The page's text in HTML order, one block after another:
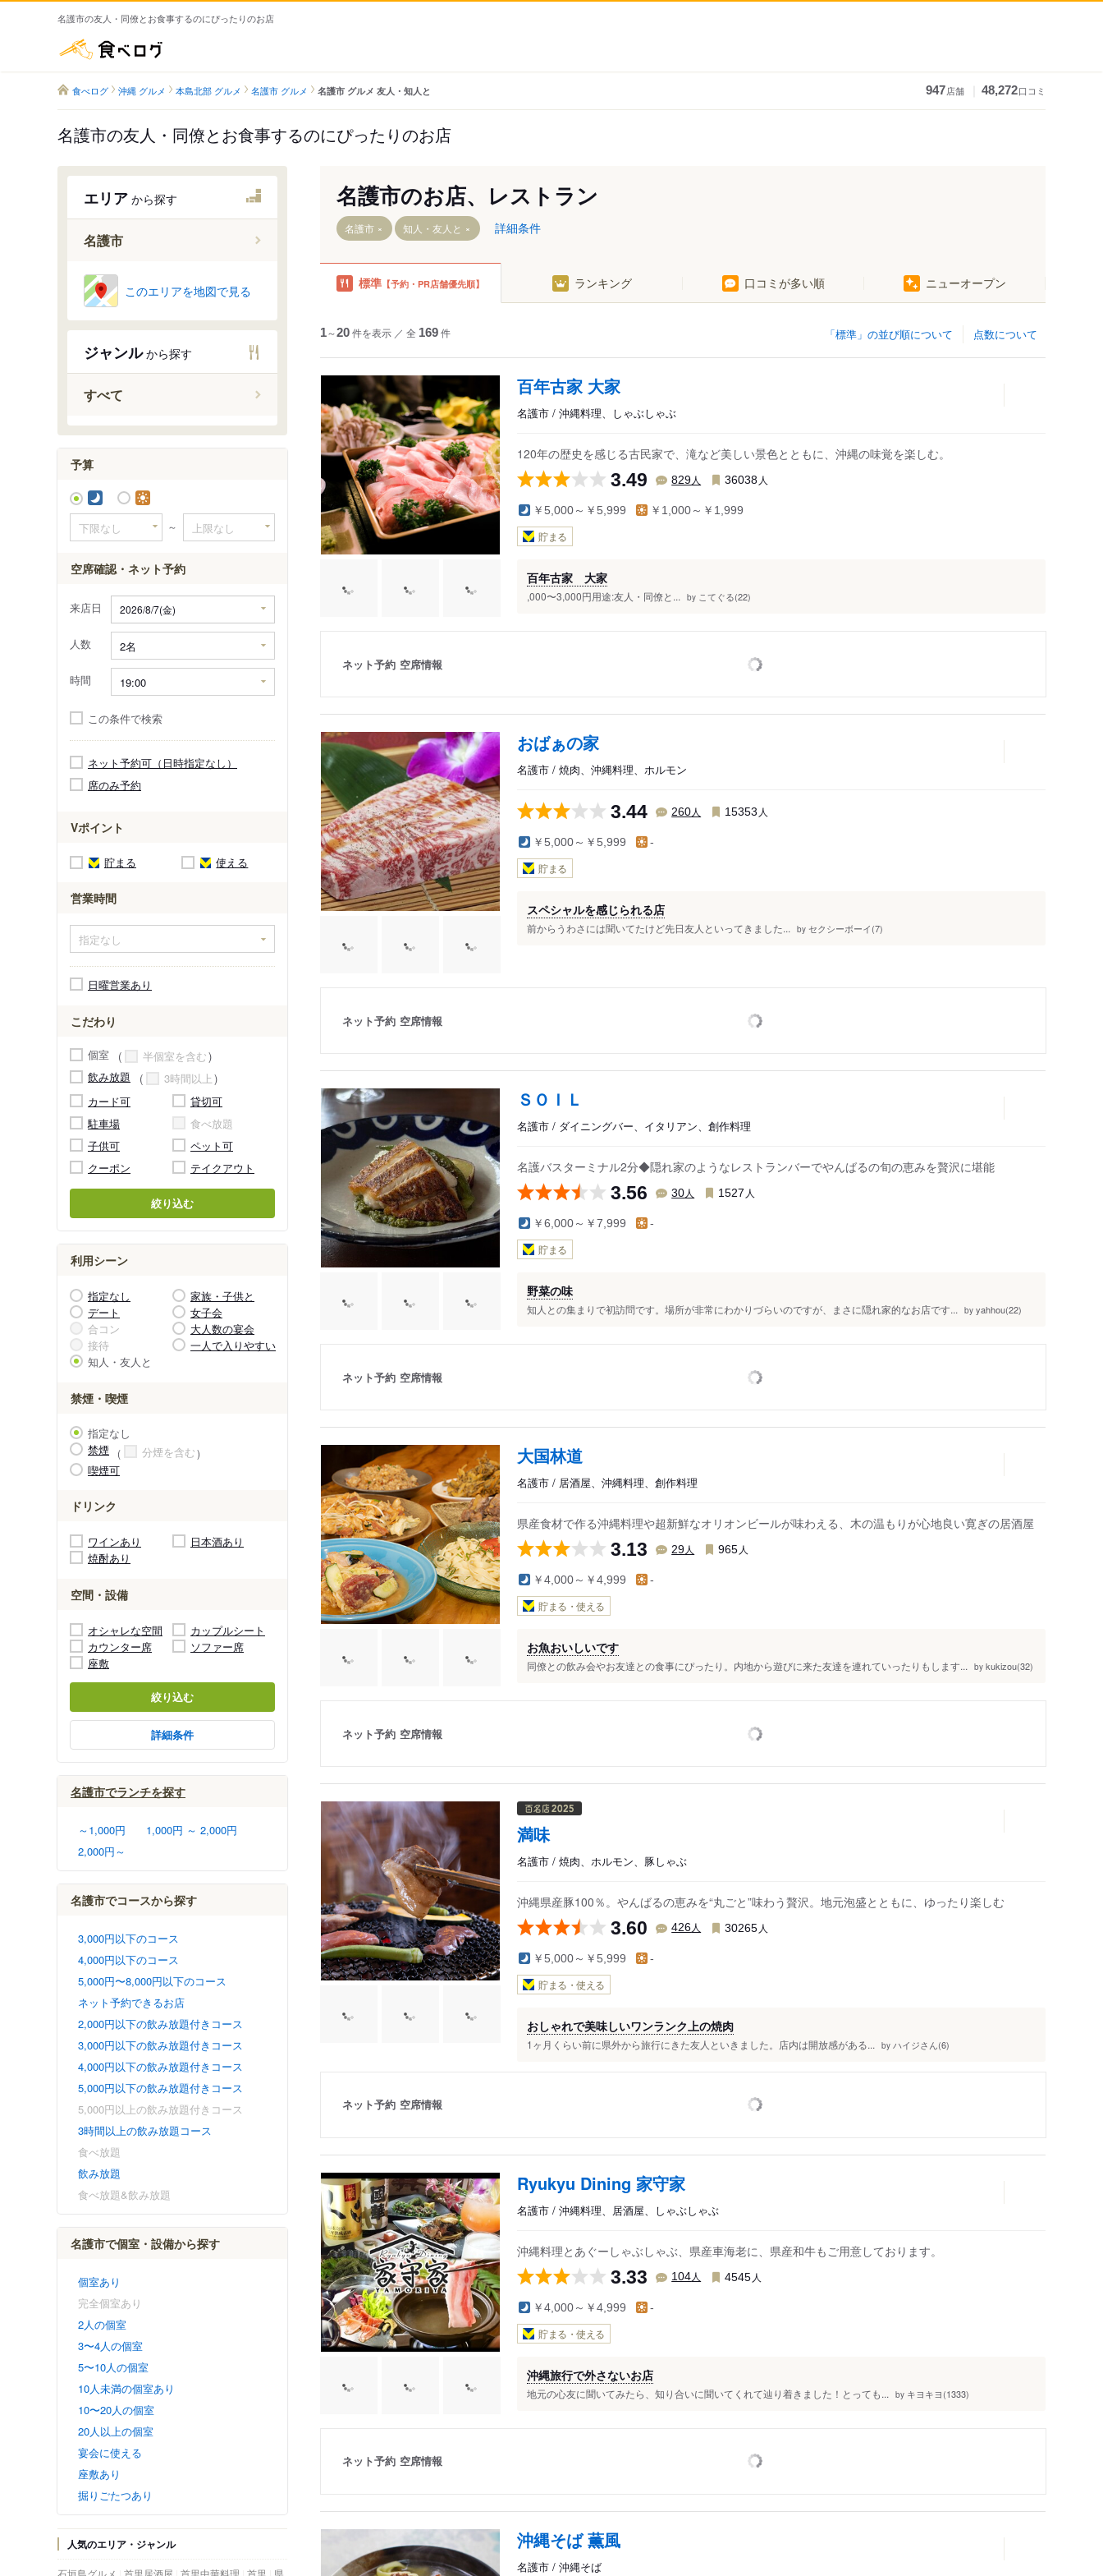
名護市の友人・同僚とお食事するのにぴったりのお店
食べログ 沖縄 グルメ 本島北部 グルメ 名護市 グルメ 名護市 グルメ 友人・知人と 947店舗 48,272口コミ
名護市の友人・同僚とお食事するのにぴったりのお店
エリア から探す
名護市
名護市
国頭・大宜味・東
伊江島
伊是名・伊平屋
このエリアを地図で見る
ジャンルから探す
すべて
予算
～
空席確認・ネット予約
来店日
人数
時間
この条件で検索
ネット予約可（日時指定なし）
席のみ予約
Vポイント
貯まる 使える
営業時間
日曜営業あり
こだわり
個室
半個室を含む
飲み放題
3時間以上
カード可
貸切可
駐車場
食べ放題
子供可
ペット可
クーポン
テイクアウト
絞り込む
利用シーン
指定なし
家族・子供と
デート
女子会
合コン
大人数の宴会
接待
一人で入りやすい
知人・友人と
禁煙・喫煙
指定なし
禁煙
分煙を含む
喫煙可
ドリンク
ワインあり
日本酒あり
焼酎あり
空間・設備
オシャレな空間
カップルシート
カウンター席
ソファー席
座敷
絞り込む
詳細条件
名護市でランチを探す
～1,000円
1,000円 ～ 2,000円
2,000円～
名護市でコースから探す
3,000円以下のコース
4,000円以下のコース
5,000円〜8,000円以下のコース
ネット予約できるお店
2,000円以下の飲み放題付きコース
3,000円以下の飲み放題付きコース
4,000円以下の飲み放題付きコース
5,000円以下の飲み放題付きコース
5,000円以上の飲み放題付きコース
3時間以上の飲み放題コース
食べ放題
飲み放題
食べ放題&飲み放題
名護市で個室・設備から探す
個室あり
完全個室あり
2人の個室
3〜4人の個室
5〜10人の個室
10人未満の個室あり
10〜20人の個室
20人以上の個室
宴会に使える
座敷あり
掘りごたつあり
人気のエリア・ジャンル
石垣島グルメ 首里居酒屋 首里中華料理 首里 県
名護市のお店、レストラン
名護市 知人・友人と 詳細条件
標準 【予約・PR店舗優先順】 ランキング 口コミが多い順 ニューオープン
点数について
「標準」の並び順について
1～20件を表示 ／ 全 169件
百年古家 大家
名護市 / 沖縄料理、しゃぶしゃぶ
120年の歴史を感じる古民家で、滝など美しい景色とともに、沖縄の味覚を楽しむ。
3.49 829人 36038 人
￥5,000～￥5,999 ￥1,000～￥1,999
貯まる
百年古家 大家
,000〜3,000円用途:友人・同僚と... by こてぐる(22)
ネット予約 空席情報
おばぁの家
名護市 / 焼肉、沖縄料理、ホルモン
3.44 260人 15353 人
￥5,000～￥5,999 -
貯まる
スペシャルを感じられる店
前からうわさには聞いてたけど先日友人といってきました... by セクシーボーイ(7)
ネット予約 空席情報
ＳＯＩＬ
名護市 / ダイニングバー、イタリアン、創作料理
名護バスターミナル2分◆隠れ家のようなレストランバーでやんばるの旬の恵みを贅沢に堪能
3.56 30人 1527 人
￥6,000～￥7,999 -
貯まる
野菜の味
知人との集まりで初訪問です。場所が非常にわかりづらいのですが、まさに隠れ家的なお店です... by yahhou(22)
ネット予約 空席情報
大国林道
名護市 / 居酒屋、沖縄料理、創作料理
県産食材で作る沖縄料理や超新鮮なオリオンビールが味わえる、木の温もりが心地良い寛ぎの居酒屋
3.13 29人 965 人
￥4,000～￥4,999 -
貯まる・使える
お魚おいしいです
同僚との飲み会やお友達との食事にぴったり。内地から遊びに来た友達を連れていったりもします... by kukizou(32)
ネット予約 空席情報
満味
名護市 / 焼肉、ホルモン、豚しゃぶ
沖縄県産豚100％。やんばるの恵みを“丸ごと”味わう贅沢。地元泡盛とともに、ゆったり楽しむ
3.60 426人 30265 人
￥5,000～￥5,999 -
貯まる・使える
おしゃれで美味しいワンランク上の焼肉
1ヶ月くらい前に県外から旅行にきた友人といきました。店内は開放感がある... by ハイジさん(6)
ネット予約 空席情報
Ryukyu Dining 家守家
名護市 / 沖縄料理、居酒屋、しゃぶしゃぶ
沖縄料理とあぐーしゃぶしゃぶ、県産車海老に、県産和牛もご用意しております。
3.33 104人 4545 人
￥4,000～￥4,999 -
貯まる・使える
沖縄旅行で外さないお店
地元の心友に聞いてみたら、知り合いに聞いてくれて辿り着きました！とっても... by キヨキヨ(1333)
ネット予約 空席情報
沖縄そば 薫風
名護市 / 沖縄そば